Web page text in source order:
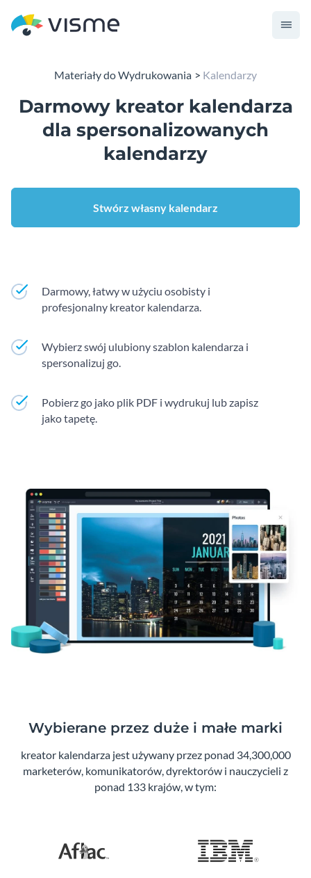
Materiały do Wydrukowania Kalendarzy
Darmowy kreator kalendarza
dla spersonalizowanych
kalendarzy
Stwórz własny kalendarz
Darmowy, łatwy w użyciu osobisty i
profesjonalny kreator kalendarza.
Wybierz swój ulubiony szablon kalendarza i
spersonalizuj go.
Pobierz go jako plik PDF i wydrukuj lub zapisz
jako tapetę.
Wybierane przez duże i małe marki
kreator kalendarza jest używany przez ponad 34,300,000
marketerów, komunikatorów, dyrektorów i nauczycieli z
ponad 133 krajów, w tym: